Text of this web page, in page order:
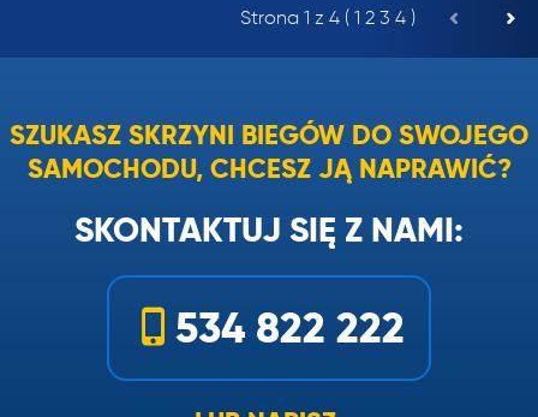
Strona 1 z 4 ( 1 2 3 4 )
SZUKASZ SKRZYNI BIEGÓW DO SWOJEGO
SAMOCHODU, CHCESZ JĄ NAPRAWIĆ?
SKONTAKTUJ SIĘ Z NAMI:
534 822 222